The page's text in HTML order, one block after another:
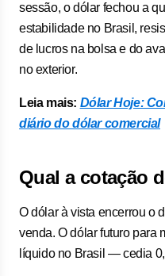
sessão, o dólar fechou a
estabilidade no Brasil,
de lucros na bolsa e do
no exterior.
Leia mais: Dólar Hoje:
diário do dólar comercial
Qual a cotação
O dólar à vista encerrou o
venda. O dólar futuro
líquido no Brasil — cedia